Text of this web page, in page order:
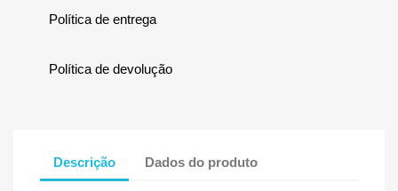
Política de entrega
Política de devolução
Descrição Dados do produto